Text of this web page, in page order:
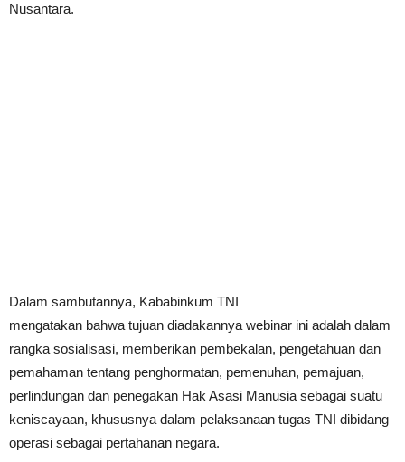
Nusantara.
Dalam sambutannya, Kababinkum TNI
mengatakan bahwa tujuan diadakannya webinar ini adalah dalam
rangka sosialisasi, memberikan pembekalan, pengetahuan dan
pemahaman tentang penghormatan, pemenuhan, pemajuan,
perlindungan dan penegakan Hak Asasi Manusia sebagai suatu
keniscayaan, khususnya dalam pelaksanaan tugas TNI dibidang
operasi sebagai pertahanan negara.